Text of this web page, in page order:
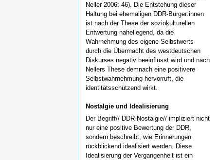
Neller 2006: 46). Die Entstehung dieser
Haltung bei ehemaligen DDR-Bürger:innen
ist nach der These der soziokulturellen
Entwertung naheliegend, da die
Wahrnehmung des eigene Selbstwerts
durch die Übermacht des westdeutschen
Diskurses negativ beeinflusst wird und nach
Nellers These demnach eine positivere
Selbstwahrnehmung hervorruft, die
identitätsschützend wirkt.
Nostalgie und Idealisierung
Der Begriff// DDR-Nostalgie// impliziert nicht
nur eine positive Bewertung der DDR,
sondern beschreibt, wie Erinnerungen
rückblickend idealisiert werden. Diese
Idealisierung der Vergangenheit ist ein